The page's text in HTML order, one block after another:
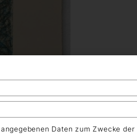
Daten zum Zwecke der